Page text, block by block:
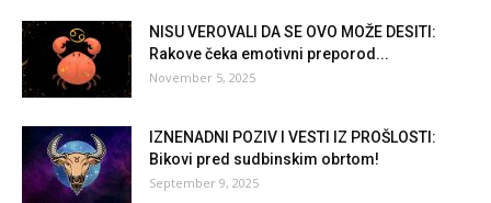
NISU VEROVALI DA SE OVO MOŽE DESITI:
Rakove čeka emotivni preporod...
November 5, 2025
IZNENADNI POZIV I VESTI IZ PROŠLOSTI:
Bikovi pred sudbinskim obrtom!
September 9, 2025